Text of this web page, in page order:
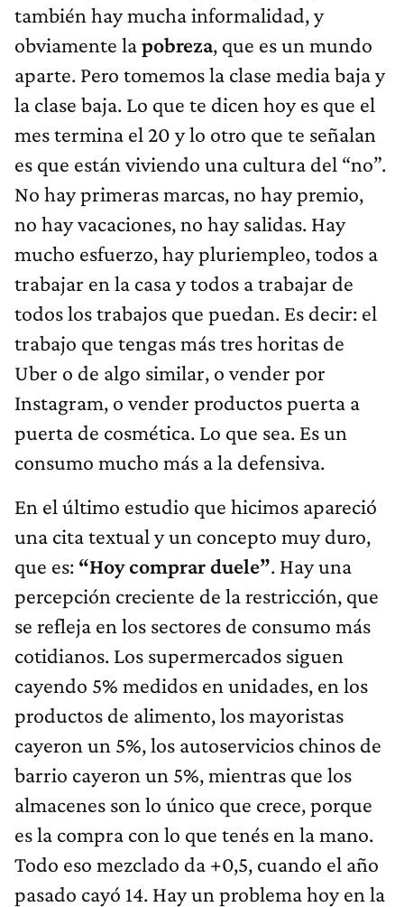
también hay mucha informalidad, y
obviamente lapobreza, que es un mundo
aparte. Pero tomemos la clase media baja y
la clase baja. Lo que te dicen hoy es que el
mes termina el 20 y lo otro que te señalan
es que están viviendo una cultura del “no”.
No hay primeras marcas, no hay premio,
no hay vacaciones, no hay salidas. Hay
mucho esfuerzo, hay pluriempleo, todos a
trabajar en la casa y todos a trabajar de
todos los trabajos que puedan. Es decir: el
trabajo que tengas más tres horitas de
Uber o de algo similar, o vender por
Instagram, o vender productos puerta a
puerta de cosmética. Lo que sea. Es un
consumo mucho más a la defensiva.
En el último estudio que hicimos apareció
una cita textual y un concepto muy duro,
que es: “Hoy comprar duele”. Hay una
percepción creciente de la restricción, que
se refleja en los sectores de consumo más
cotidianos. Los supermercados siguen
cayendo 5% medidos en unidades, en los
productos de alimento, los mayoristas
cayeron un 5%, los autoservicios chinos de
barrio cayeron un 5%, mientras que los
almacenes son lo único que crece, porque
es la compra con lo que tenés en la mano.
Todo eso mezclado da +0,5, cuando el año
pasado cayó 14. Hay un problema hoy en la